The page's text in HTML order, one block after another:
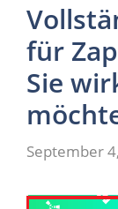
für
Sie
September